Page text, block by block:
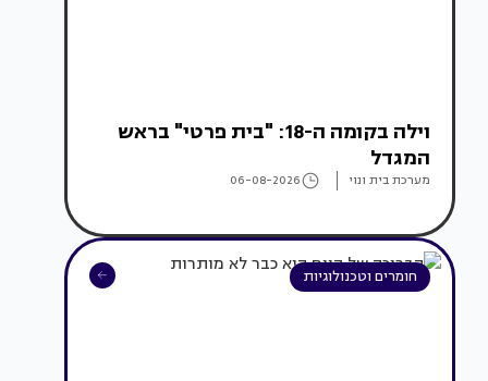
וילה בקומה ה-18: "בית פרטי" בראש
המגדל
מערכת בית ונוי 06-08-2026
חומרים וטכנולוגיות